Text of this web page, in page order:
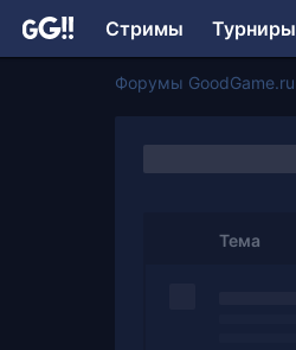
Стримы Турниры
Форумы GoodGame.ru
Тема